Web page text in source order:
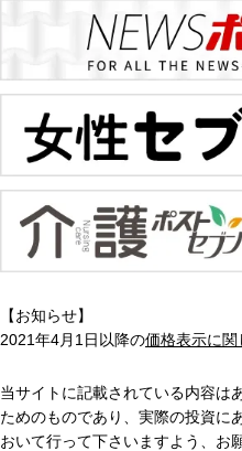
【お知らせ】
2021年4月1日以降の価格表示に関
当サイトに記載されている内容は
ためのものであり、実際の投資に
おいて行って下さいますよう、お